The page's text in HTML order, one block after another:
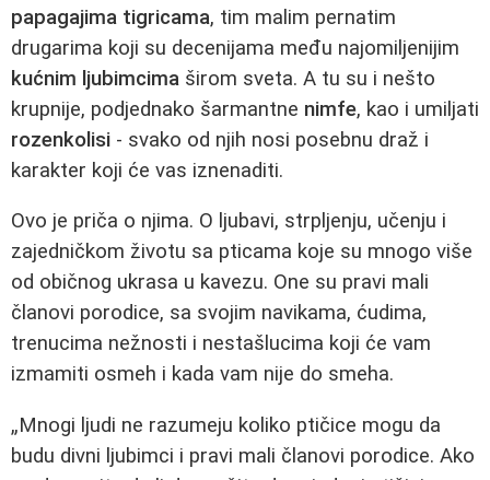
papagajima tigricama, tim malim pernatim
drugarima koji su decenijama među najomiljenijim
kućnim ljubimcima širom sveta. A tu su i nešto
krupnije, podjednako šarmantne nimfe, kao i umiljati
rozenkolisi - svako od njih nosi posebnu draž i
karakter koji će vas iznenaditi.
Ovo je priča o njima. O ljubavi, strpljenju, učenju i
zajedničkom životu sa pticama koje su mnogo više
od običnog ukrasa u kavezu. One su pravi mali
članovi porodice, sa svojim navikama, ćudima,
trenucima nežnosti i nestašlucima koji će vam
izmamiti osmeh i kada vam nije do smeha.
„Mnogi ljudi ne razumeju koliko ptičice mogu da
budu divni ljubimci i pravi mali članovi porodice. Ako